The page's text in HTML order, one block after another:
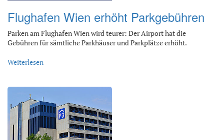
Flughafen Wien erhöht Parkgebühren
Parken am Flughafen Wien wird teurer: Der Airport hat die
Gebühren für sämtliche Parkhäuser und Parkplätze erhöht.
Weiterlesen